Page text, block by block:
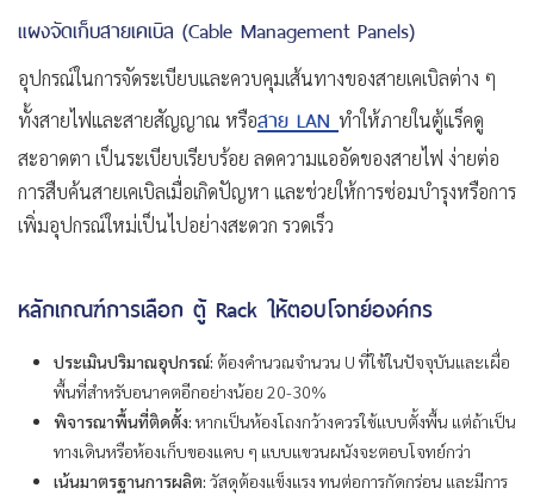
แผงจัดเก็บสายเคเบิล (Cable Management Panels)
อุปกรณ์ในการจัดระเบียบและควบคุมเส้นทางของสายเคเบิลต่าง ๆ
ทั้งสายไฟและสายสัญญาณ หรือสาย LAN ทำให้ภายในตู้แร็คดู
สะอาดตา เป็นระเบียบเรียบร้อย ลดความแออัดของสายไฟ ง่ายต่อ
การสืบค้นสายเคเบิลเมื่อเกิดปัญหา และช่วยให้การซ่อมบำรุงหรือการ
เพิ่มอุปกรณ์ใหม่เป็นไปอย่างสะดวก รวดเร็ว
หลักเกณฑ์การเลือก ตู้ Rack ให้ตอบโจทย์องค์กร
ประเมินปริมาณอุปกรณ์: ต้องคำนวณจำนวน U ที่ใช้ในปัจจุบันและเผื่อ
พื้นที่สำหรับอนาคตอีกอย่างน้อย 20-30%
พิจารณาพื้นที่ติดตั้ง: หากเป็นห้องโถงกว้างควรใช้แบบตั้งพื้น แต่ถ้าเป็น
ทางเดินหรือห้องเก็บของแคบ ๆ แบบแขวนผนังจะตอบโจทย์กว่า
เน้นมาตรฐานการผลิต: วัสดุต้องแข็งแรง ทนต่อการกัดกร่อน และมีการ